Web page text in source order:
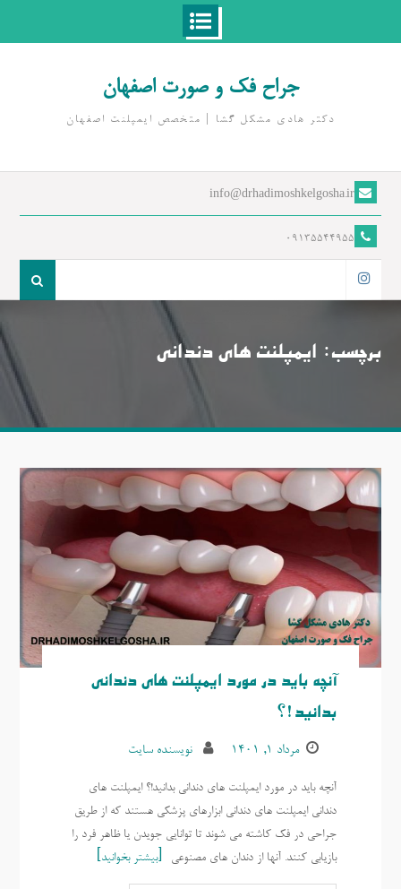
جراح فک و صورت اصفهان
دکتر هادی مشکل گشا | متخصص ايمپلنت اصفهان
info@drhadimoshkelgosha.ir
09135544955
برچسب: ایمپلنت های دندانی
آنچه باید در مورد ایمپلنت های دندانی
بدانید!؟
مرداد ۱, ۱۴۰۱ نویسنده سایت
آنچه باید در مورد ایمپلنت های دندانی بدانید!؟ ایمپلنت های
دندانی ایمپلنت های دندانی ابزارهای پزشکی هستند که از طریق
جراحی در فک کاشته می شوند تا توانایی جویدن یا ظاهر فرد را
بازیابی کنند. آنها از دندان های مصنوعی
بیشتر بخوانید